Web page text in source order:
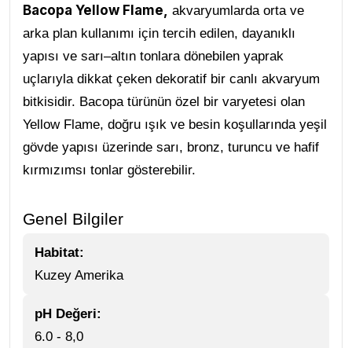
Bacopa Yellow Flame, akvaryumlarda orta ve
arka plan kullanımı için tercih edilen, dayanıklı
yapısı ve sarı–altın tonlara dönebilen yaprak
uçlarıyla dikkat çeken dekoratif bir canlı akvaryum
bitkisidir. Bacopa türünün özel bir varyetesi olan
Yellow Flame, doğru ışık ve besin koşullarında yeşil
gövde yapısı üzerinde sarı, bronz, turuncu ve hafif
kırmızımsı tonlar gösterebilir.
Genel Bilgiler
Habitat:
Kuzey Amerika
pH Değeri:
6.0 - 8,0